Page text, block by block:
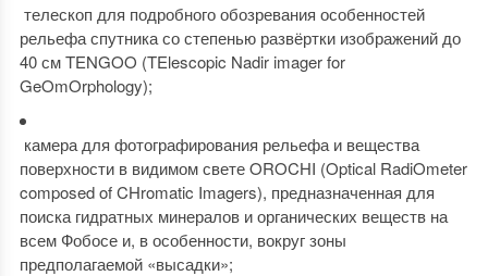
телескоп для подробного обозревания особенностей
рельефа спутника со степенью развёртки изображений до
40 см TENGOO (TElescopic Nadir imager for
GeOmOrphology);
камера для фотографирования рельефа и вещества
поверхности в видимом свете OROCHI (Optical RadiOmeter
composed of CHromatic Imagers), предназначенная для
поиска гидратных минералов и органических веществ на
всем Фобосе и, в особенности, вокруг зоны
предполагаемой «высадки»;